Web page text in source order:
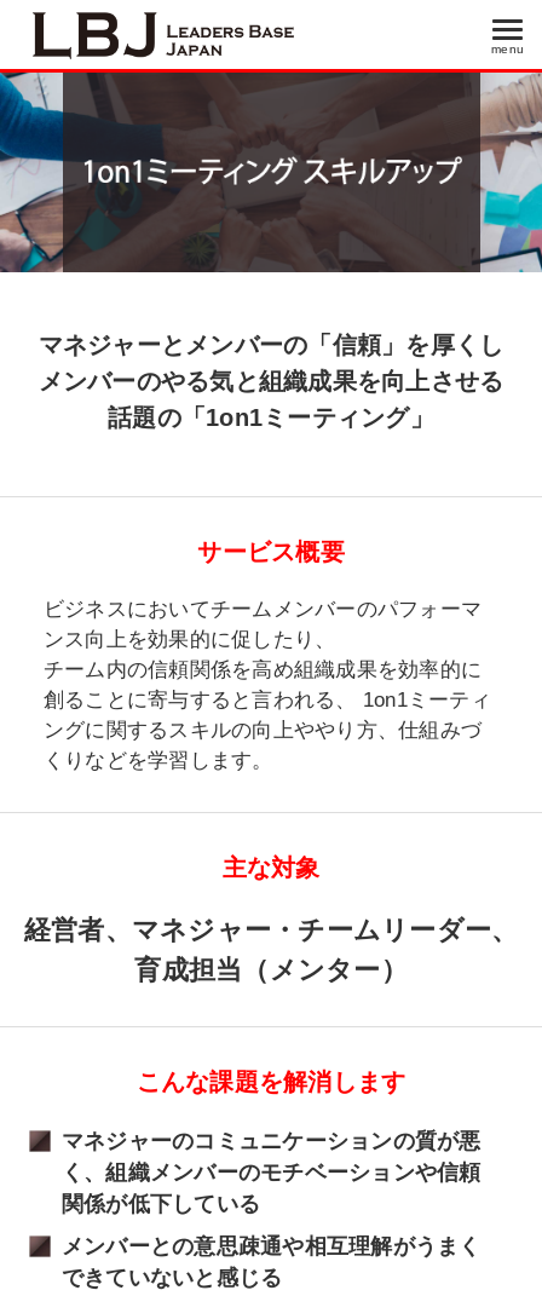
menu
menu
マネジャーとメンバーの「信頼」を厚くし
メンバーのやる気と組織成果を向上させる
話題の「1on1ミーティング」
サービス概要
ビジネスにおいてチームメンバーのパフォーマ
ンス向上を効果的に促したり、
チーム内の信頼関係を高め組織成果を効率的に
創ることに寄与すると言われる、
1on1ミーティ
ングに関するスキルの向上ややり方、仕組みづ
くりなどを学習します。
主な対象
経営者、マネジャー・チームリーダー、
育成担当（メンター）
こんな課題を解消します
マネジャーのコミュニケーションの質が悪
く、組織メンバーのモチベーションや信頼
関係が低下している
メンバーとの意思疎通や相互理解がうまく
できていないと感じる